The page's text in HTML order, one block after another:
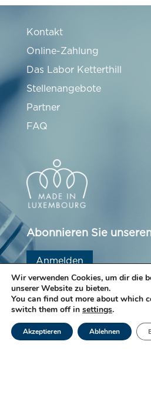
Kontakt
Online-Zahlung
Das Labor Ketterthill
Stellenangebote
Partner
FAQ
Abonnieren Sie
Anmelden
Das Labor Ketterthill ist seit
Wir verwenden Cookies, um dir die
unserer Website zu bieten.
You can find out more about which
switch them off in settings.
Akzeptieren Ablehnen